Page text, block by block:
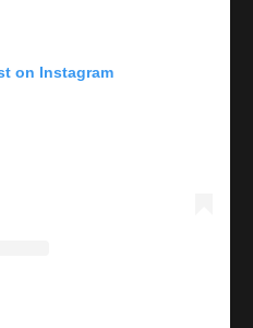
on Instagram